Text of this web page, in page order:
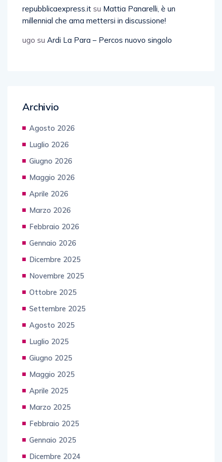
repubblicaexpress.it su Mattia Panarelli, è un
millennial che ama mettersi in discussione!
ugo su Ardi La Para – Percos nuovo singolo
Archivio
Agosto 2026
Luglio 2026
Giugno 2026
Maggio 2026
Aprile 2026
Marzo 2026
Febbraio 2026
Gennaio 2026
Dicembre 2025
Novembre 2025
Ottobre 2025
Settembre 2025
Agosto 2025
Luglio 2025
Giugno 2025
Maggio 2025
Aprile 2025
Marzo 2025
Febbraio 2025
Gennaio 2025
Dicembre 2024